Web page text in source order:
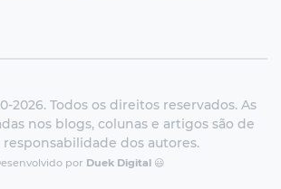
2026. Todos os direitos reservados. As
nos blogs, colunas e artigos são de
dos autores.
por Duek Digital😃